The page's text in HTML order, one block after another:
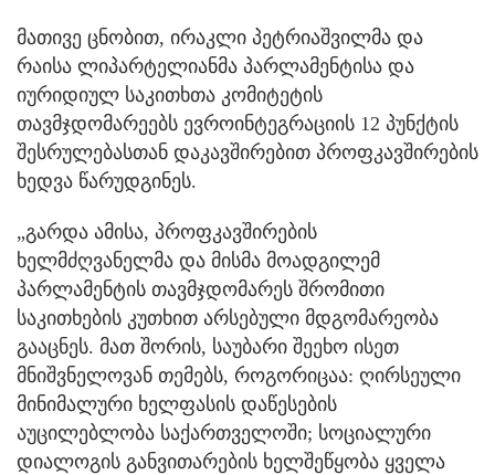
მათივე ცნობით, ირაკლი პეტრიაშვილმა და
რაისა ლიპარტელიანმა პარლამენტისა და
იურიდიულ საკითხთა კომიტეტის
თავმჯდომარეებს ევროინტეგრაციის 12 პუნქტის
შესრულებასთან დაკავშირებით პროფკავშირების
ხედვა წარუდგინეს.
„გარდა ამისა, პროფკავშირების
ხელმძღვანელმა და მისმა მოადგილემ
პარლამენტის თავმჯდომარეს შრომითი
საკითხების კუთხით არსებული მდგომარეობა
გააცნეს. მათ შორის, საუბარი შეეხო ისეთ
მნიშვნელოვან თემებს, როგორიცაა: ღირსეული
მინიმალური ხელფასის დაწესების
აუცილებლობა საქართველოში; სოციალური
დიალოგის განვითარების ხელშეწყობა ყველა